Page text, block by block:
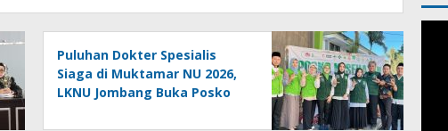
Puluhan Dokter Spesialis
Siaga di Muktamar NU 2026,
LKNU Jombang Buka Posko